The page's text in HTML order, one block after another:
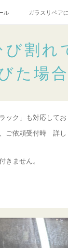
ル ガラスリペア
スキズ取り/研磨・磨き
築ガラスキズ取り・研磨
を落とす！
記事 ガラ
た場合は？
び割れ
た場
ック」も対応して
ご依頼受付時 詳し
ません。